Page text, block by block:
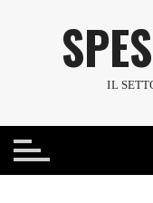
a
IL